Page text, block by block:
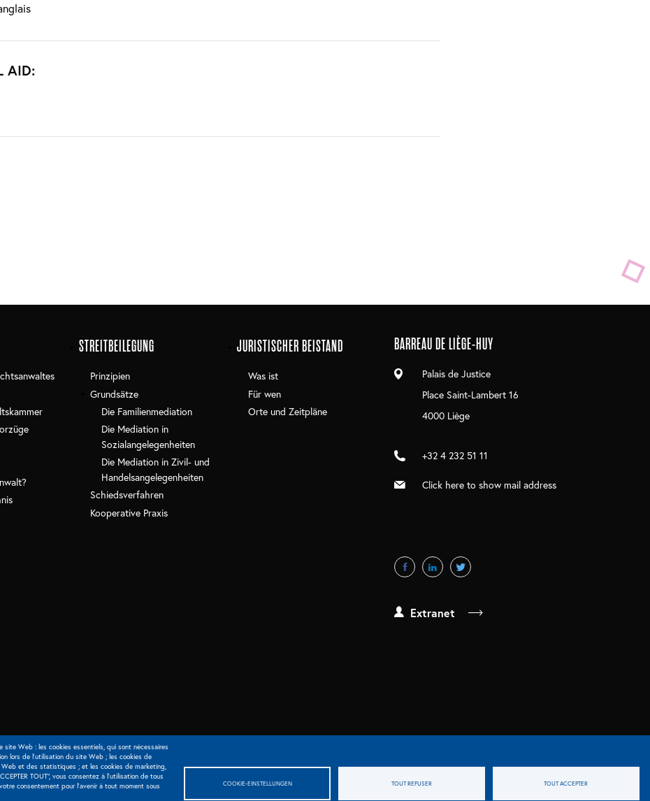
AID:
STREITBEILEGUNG
Prinzipien
Grundsätze
Die Familienmediation
Die Mediation in
Sozialangelegenheiten
Die Mediation in Zivil- und
Handelsangelegenheiten
Schiedsverfahren
Kooperative Praxis
JURISTISCHER BEISTAND
Was ist
Für wen
Orte und Zeitpläne
Web : les cookies essentiels, qui sont nécessaires
lors de l'utilisation du site Web ; les cookies de
et des statistiques ; et les cookies de marketing,
TOUT", vous consentez à l'utilisation de tous
consentement pour l'avenir à tout moment sous
COOKIE-EINSTELLUNGEN TOUT REFUSER TOUT ACCEPTER
BARREAU DE LIÈGE-HUY
Palais de Justice
Place Saint-Lambert 16
4000 Liège
+32 4 232 51 11
Click here to show mail address
Extranet